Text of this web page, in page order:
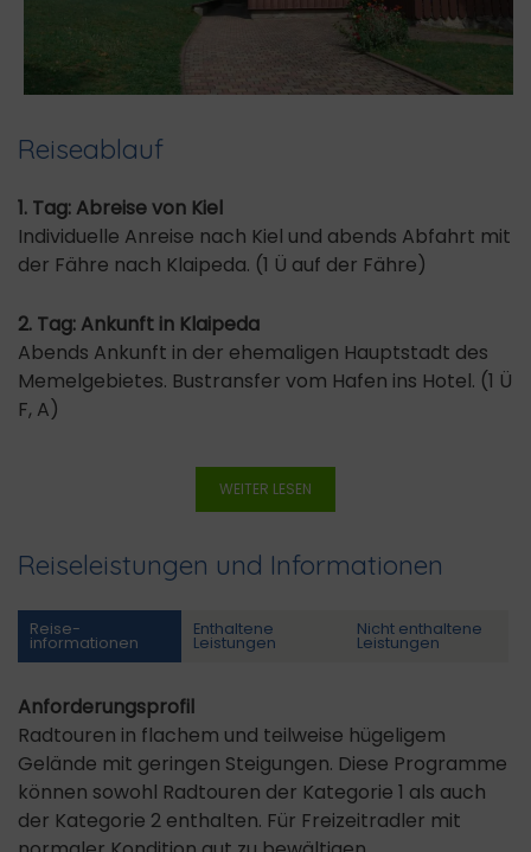
Reiseablauf
1. Tag: Abreise von Kiel
Individuelle Anreise nach Kiel und abends Abfahrt mit
der Fähre nach Klaipeda. (1 Ü auf der Fähre)
2. Tag: Ankunft in Klaipeda
Abends Ankunft in der ehemaligen Hauptstadt des
Memelgebietes. Bustransfer vom Hafen ins Hotel. (1 Ü
F, A)
WEITER LESEN
Reiseleistungen und Informationen
Reise­
informationen
Enthaltene
Leistungen
Nicht enthaltene
Leistungen
Anforderungsprofil
Radtouren in flachem und teilweise hügeligem
Gelände mit geringen Steigungen. Diese Programme
können sowohl Radtouren der Kategorie 1 als auch
der Kategorie 2 enthalten. Für Freizeitradler mit